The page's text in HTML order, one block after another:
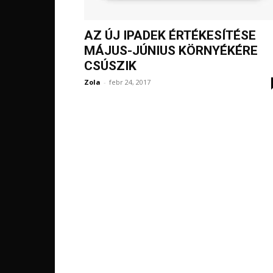
AZ ÚJ IPADEK ÉRTÉKESÍTÉSE
MÁJUS-JÚNIUS KÖRNYÉKÉRE
CSÚSZIK
Zola - febr 24, 2017